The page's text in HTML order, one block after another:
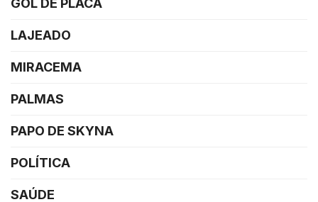
GOL DE PLACA
LAJEADO
MIRACEMA
PALMAS
PAPO DE SKYNA
POLÍTICA
SAÚDE